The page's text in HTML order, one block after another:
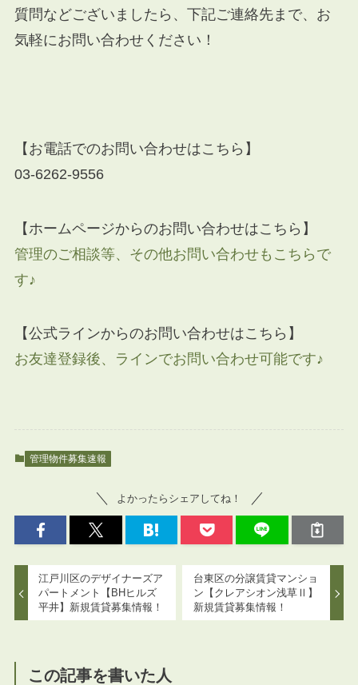
質問などございましたら、下記ご連絡先まで、お
気軽にお問い合わせください！
【お電話でのお問い合わせはこちら】
03-6262-9556
【ホームページからのお問い合わせはこちら】
管理のご相談等、その他お問い合わせもこちらで
す♪
【公式ラインからのお問い合わせはこちら】
お友達登録後、ラインでお問い合わせ可能です♪
管理物件募集速報
よかったらシェアしてね！
江戸川区のデザイナーズア
パートメント【BHヒルズ
平井】新規賃貸募集情報！
台東区の分譲賃貸マンショ
ン【クレアシオン浅草Ⅱ】
新規賃貸募集情報！
この記事を書いた人